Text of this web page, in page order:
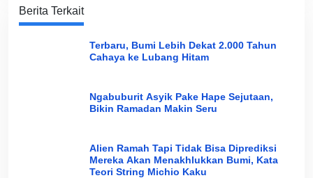
Berita Terkait
Terbaru, Bumi Lebih Dekat 2.000 Tahun
Cahaya ke Lubang Hitam
Ngabuburit Asyik Pake Hape Sejutaan,
Bikin Ramadan Makin Seru
Alien Ramah Tapi Tidak Bisa Diprediksi
Mereka Akan Menakhlukkan Bumi, Kata
Teori String Michio Kaku